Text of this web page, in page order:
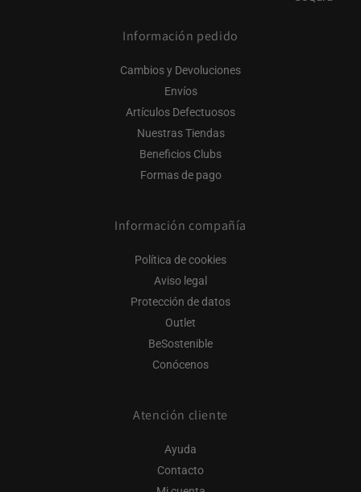
Información pedido
Cambios y Devoluciones
Envíos
Artículos Defectuosos
Nuestras Tiendas
Beneficios Clubs
Formas de pago
Información compañía
Política de cookies
Aviso legal
Protección de datos
Outlet
BeSostenible
Conócenos
Atención cliente
Ayuda
Contacto